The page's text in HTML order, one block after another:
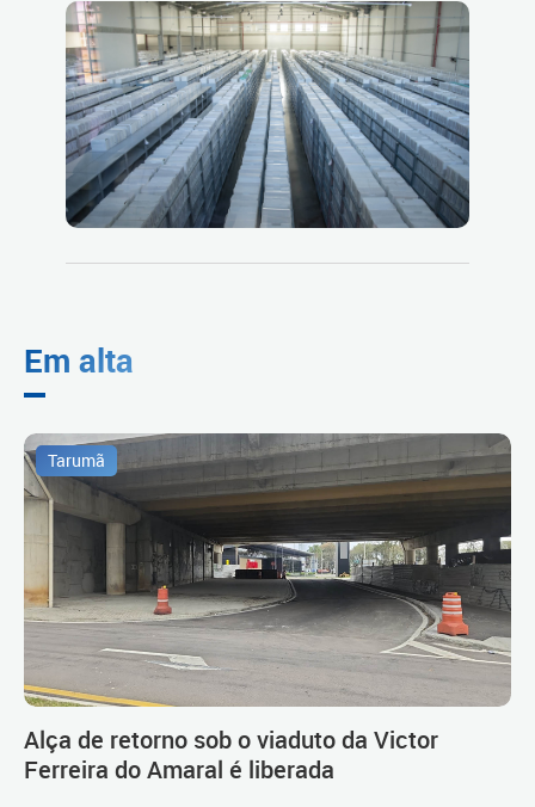
Em alta
Tarumã
Alça de retorno sob o viaduto da Victor
Ferreira do Amaral é liberada